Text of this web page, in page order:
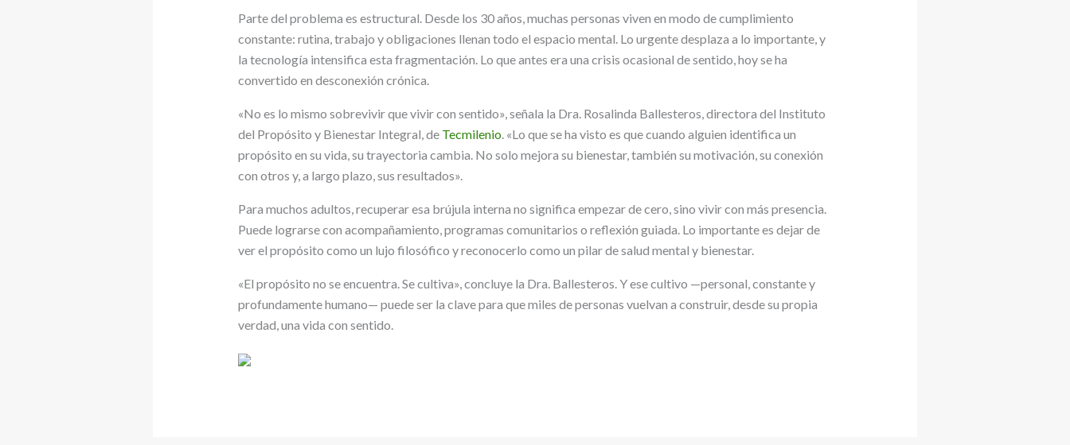
Parte del problema es estructural. Desde los 30 años, muchas personas viven en modo de cumplimiento
constante: rutina, trabajo y obligaciones llenan todo el espacio mental. Lo urgente desplaza a lo importante, y
la tecnología intensifica esta fragmentación. Lo que antes era una crisis ocasional de sentido, hoy se ha
convertido en desconexión crónica.
«No es lo mismo sobrevivir que vivir con sentido», señala la Dra. Rosalinda Ballesteros, directora del Instituto
del Propósito y Bienestar Integral, de Tecmilenio. «Lo que se ha visto es que cuando alguien identifica un
propósito en su vida, su trayectoria cambia. No solo mejora su bienestar, también su motivación, su conexión
con otros y, a largo plazo, sus resultados».
Para muchos adultos, recuperar esa brújula interna no significa empezar de cero, sino vivir con más presencia.
Puede lograrse con acompañamiento, programas comunitarios o reflexión guiada. Lo importante es dejar de
ver el propósito como un lujo filosófico y reconocerlo como un pilar de salud mental y bienestar.
«El propósito no se encuentra. Se cultiva», concluye la Dra. Ballesteros. Y ese cultivo —personal, constante y
profundamente humano— puede ser la clave para que miles de personas vuelvan a construir, desde su propia
verdad, una vida con sentido.